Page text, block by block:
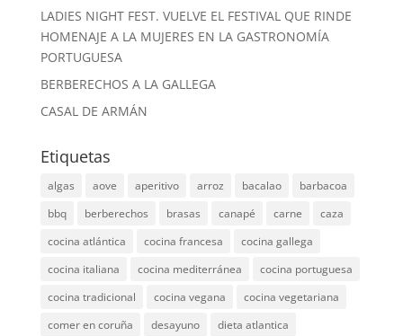
LADIES NIGHT FEST. VUELVE EL FESTIVAL QUE RINDE
HOMENAJE A LA MUJERES EN LA GASTRONOMÍA
PORTUGUESA
BERBERECHOS A LA GALLEGA
CASAL DE ARMÁN
Etiquetas
algas aove aperitivo arroz bacalao
barbacoa
bbq
berberechos brasas canapé carne
caza
cocina atlántica
cocina francesa
cocina gallega
cocina italiana
cocina mediterránea
cocina portuguesa
cocina tradicional
cocina vegana
cocina vegetariana
comer en coruña
desayuno
dieta atlantica